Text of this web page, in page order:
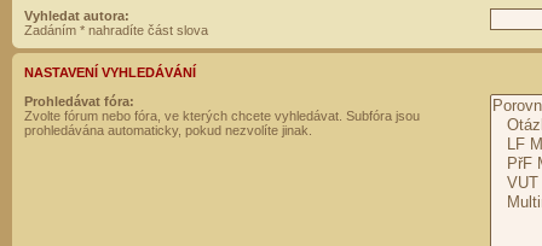
Vyhledat autora:
Zadáním * nahradíte část slova
NASTAVENÍ VYHLEDÁVÁNÍ
Prohledávat fóra:
Zvolte fórum nebo fóra, ve kterých chcete vyhledávat. Subfóra jsou
prohledávána automaticky, pokud nezvolíte jinak.